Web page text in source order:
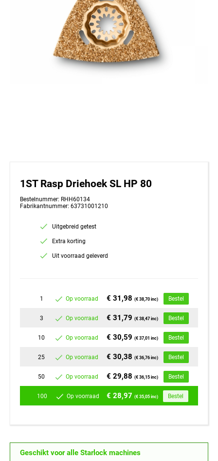
1ST Rasp Driehoek SL HP 80
Bestelnummer: RHH60134
Fabrikantnummer: 63731001210
Uitgebreid getest
Extra korting
Uit voorraad geleverd
1 Op voorraad € 31,98(€ 38,70 inc) Bestel
3 Op voorraad € 31,79(€ 38,47 inc) Bestel
10 Op voorraad € 30,59(€ 37,01 inc) Bestel
25 Op voorraad € 30,38(€ 36,76 inc) Bestel
50 Op voorraad € 29,88(€ 36,15 inc) Bestel
100 Op voorraad € 28,97(€ 35,05 inc) Bestel
Geschikt voor alle Starlock machines